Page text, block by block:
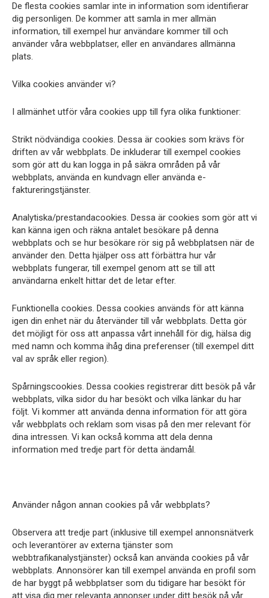
De flesta cookies samlar inte in information som identifierar
dig personligen. De kommer att samla in mer allmän
information, till exempel hur användare kommer till och
använder våra webbplatser, eller en användares allmänna
plats.
Vilka cookies använder vi?
I allmänhet utför våra cookies upp till fyra olika funktioner:
Strikt nödvändiga cookies. Dessa är cookies som krävs för
driften av vår webbplats. De inkluderar till exempel cookies
som gör att du kan logga in på säkra områden på vår
webbplats, använda en kundvagn eller använda e-
faktureringstjänster.
Analytiska/prestandacookies. Dessa är cookies som gör att vi
kan känna igen och räkna antalet besökare på denna
webbplats och se hur besökare rör sig på webbplatsen när de
använder den. Detta hjälper oss att förbättra hur vår
webbplats fungerar, till exempel genom att se till att
användarna enkelt hittar det de letar efter.
Funktionella cookies. Dessa cookies används för att känna
igen din enhet när du återvänder till vår webbplats. Detta gör
det möjligt för oss att anpassa vårt innehåll för dig, hälsa dig
med namn och komma ihåg dina preferenser (till exempel ditt
val av språk eller region).
Spårningscookies. Dessa cookies registrerar ditt besök på vår
webbplats, vilka sidor du har besökt och vilka länkar du har
följt. Vi kommer att använda denna information för att göra
vår webbplats och reklam som visas på den mer relevant för
dina intressen. Vi kan också komma att dela denna
information med tredje part för detta ändamål.
Använder någon annan cookies på vår webbplats?
Observera att tredje part (inklusive till exempel annonsnätverk
och leverantörer av externa tjänster som
webbtrafikanalystjänster) också kan använda cookies på vår
webbplats. Annonsörer kan till exempel använda en profil som
de har byggt på webbplatser som du tidigare har besökt för
att visa dig mer relevanta annonser under ditt besök på vår